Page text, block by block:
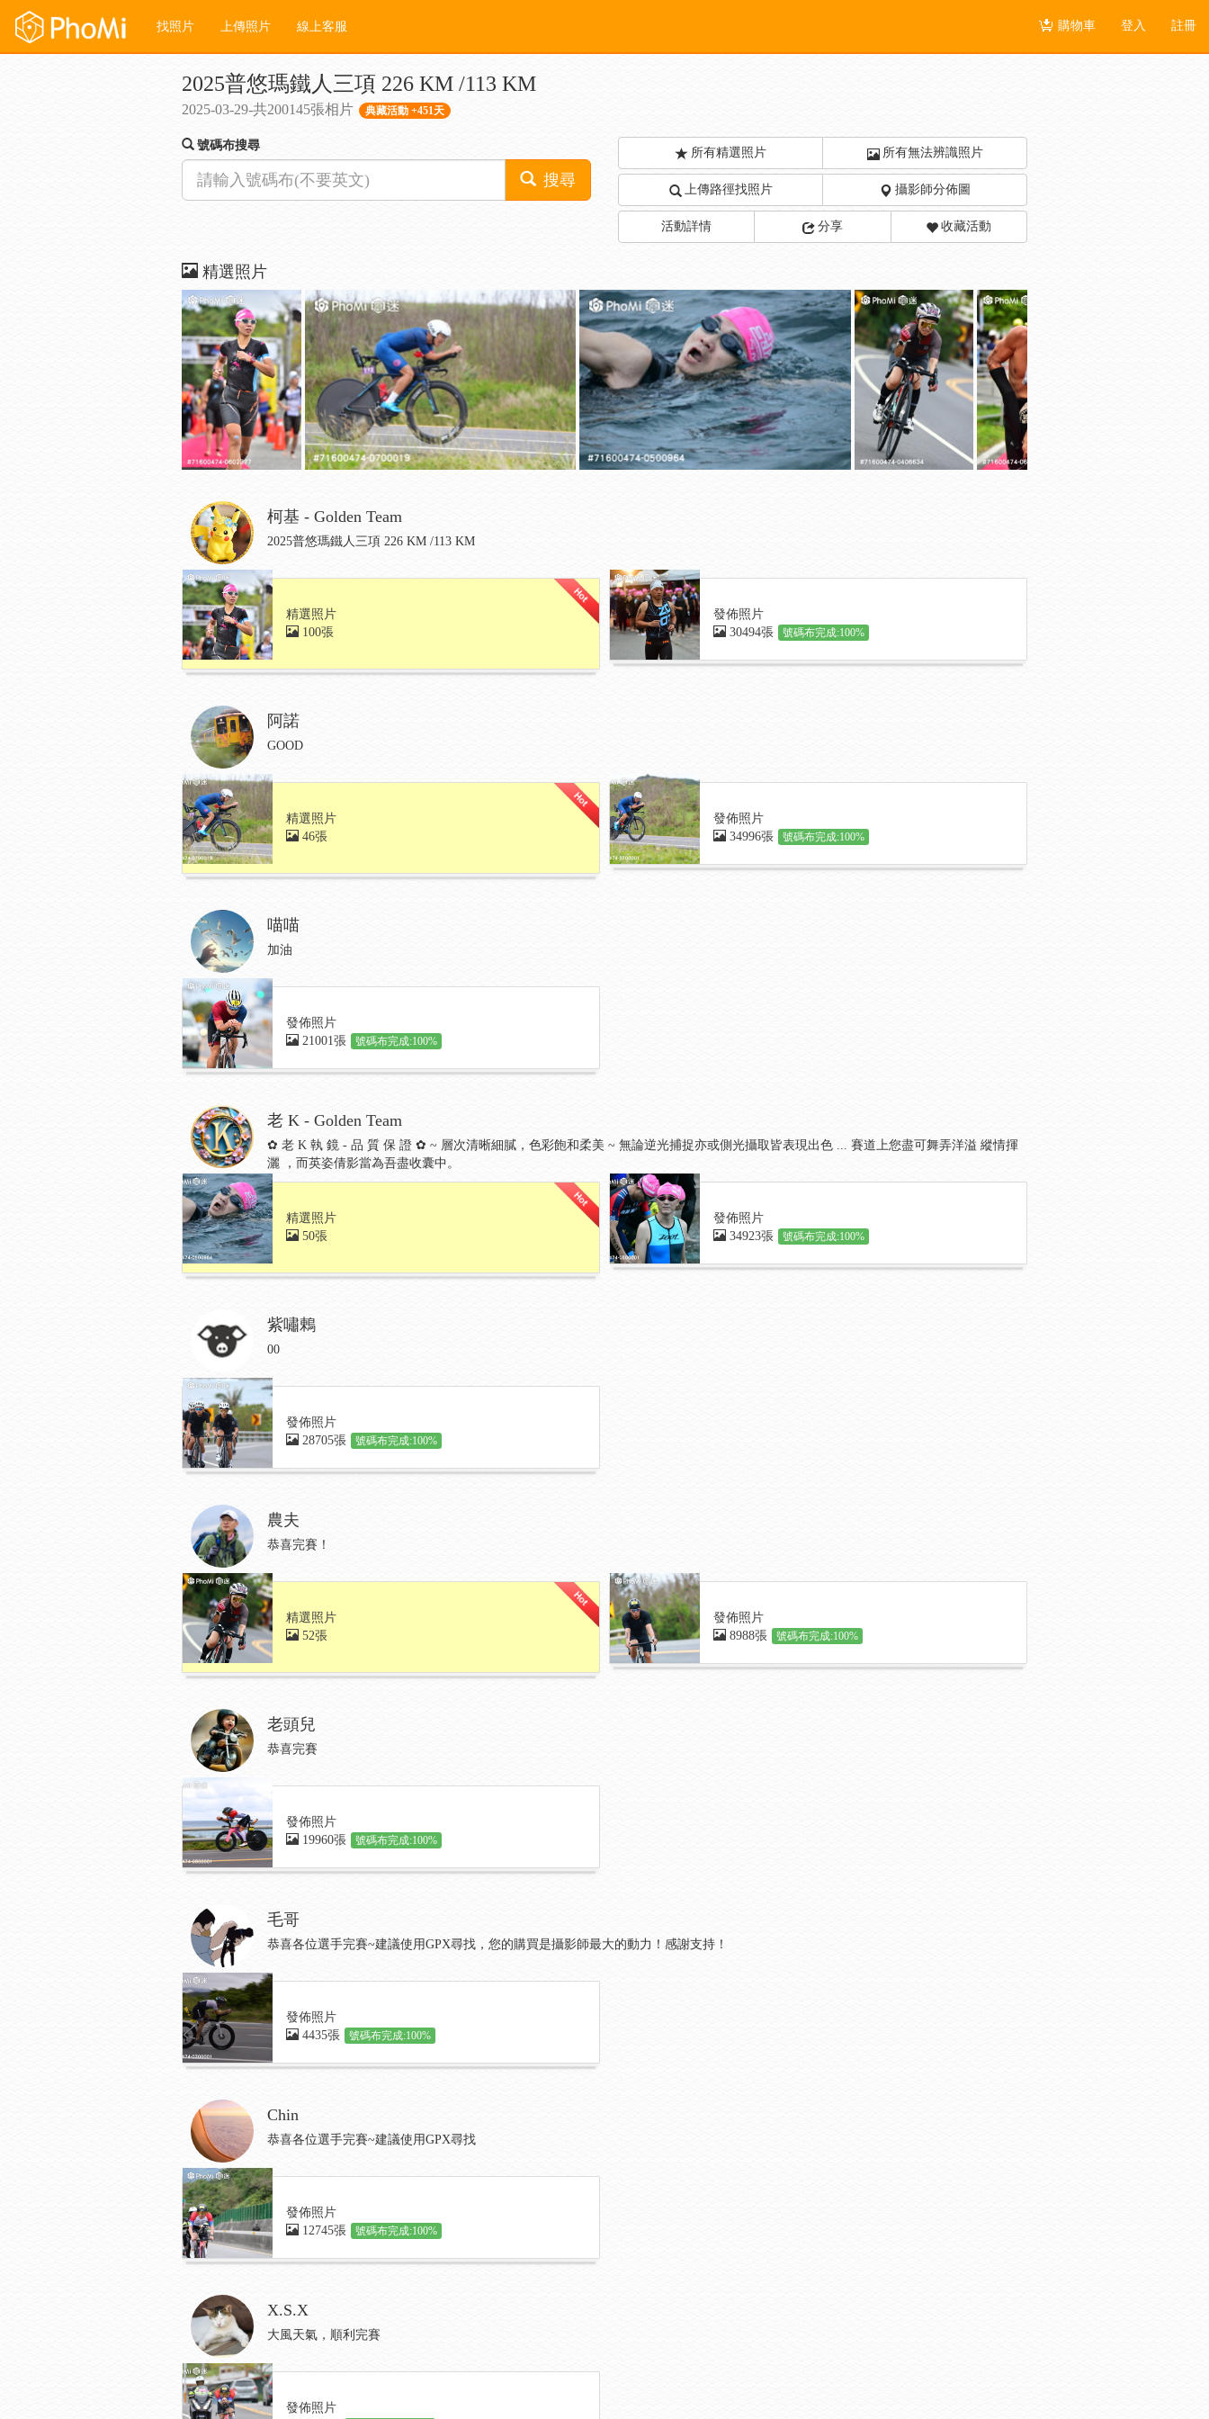
找照片 上傳照片 線上客服 購物車 登入 註冊
2025普悠瑪鐵人三項 226 KM /113 KM
2025-03-29-共200145張相片 典藏活動 +451天
號碼布搜尋
搜尋
所有精選照片 所有無法辨識照片
上傳路徑找照片 攝影師分佈圖
活動詳情 分享 收藏活動
精選照片
柯基 - Golden Team
2025普悠瑪鐵人三項 226 KM /113 KM
精選照片
100張
發佈照片
30494張
號碼布完成:100%
阿諾
GOOD
精選照片
46張
發佈照片
34996張
號碼布完成:100%
喵喵
加油
發佈照片
21001張
號碼布完成:100%
老 K - Golden Team
✿ 老 K 執 鏡 - 品 質 保 證 ✿ ~ 層次清晰細膩，色彩飽和柔美 ~ 無論逆光捕捉亦或側光攝取皆表現出色 ... 賽道上您盡可舞弄洋溢 縱情揮
灑 ，而英姿倩影當為吾盡收囊中。
精選照片
50張
發佈照片
34923張
號碼布完成:100%
紫嘯鶇
00
發佈照片
28705張
號碼布完成:100%
農夫
恭喜完賽！
精選照片
52張
發佈照片
8988張
號碼布完成:100%
老頭兒
恭喜完賽
發佈照片
19960張
號碼布完成:100%
毛哥
恭喜各位選手完賽~建議使用GPX尋找，您的購買是攝影師最大的動力！感謝支持！
發佈照片
4435張
號碼布完成:100%
Chin
恭喜各位選手完賽~建議使用GPX尋找
發佈照片
12745張
號碼布完成:100%
X.S.X
大風天氣，順利完賽
發佈照片